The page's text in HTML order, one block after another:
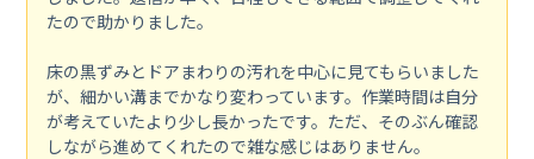
たので助かりました。
床の黒ずみとドアまわりの汚れを中心に見てもらいました
が、細かい溝までかなり変わっています。作業時間は自分
が考えていたより少し長かったです。ただ、そのぶん確認
しながら進めてくれたので雑な感じはありません。